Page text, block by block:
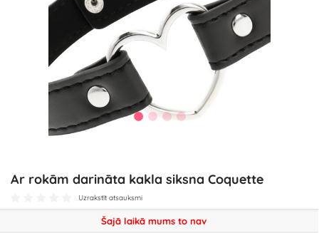
Ar rokām darināta kakla siksna Coquette
Uzrakstīt atsauksmi
Šajā laikā mums to nav